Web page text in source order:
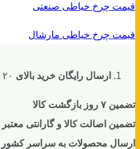
قیمت چرخ خیاطی صنعتی
قیمت چرخ خیاطی مارشال
ارسال رایگان خرید بالای
تضمین ۷ روز بازگشت کالا
تضمین اصالت کالا و گارانتی معتبر
ارسال محصولات به سراسر کشور